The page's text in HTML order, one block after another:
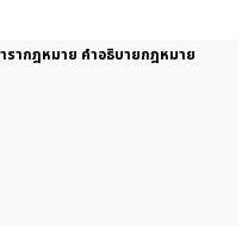
ากฎหมาย คำอธิบายกฎหมาย